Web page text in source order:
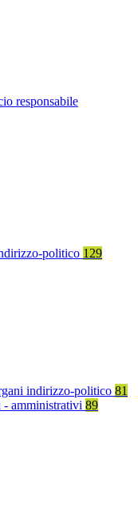
responsabile
politico 129
indirizzo-politico 81
amministrativi 89